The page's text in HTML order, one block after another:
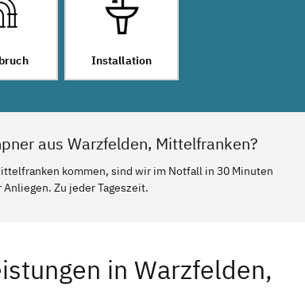
Installation
aus Warzfelden, Mittelfranken?
kommen, sind wir im Notfall in 30 Minuten
Zu jeder Tageszeit.
in Warzfelden,